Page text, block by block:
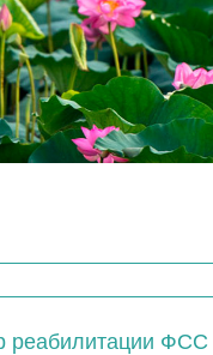
реабилитации